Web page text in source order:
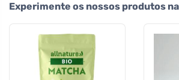
Experimente os nossos produtos